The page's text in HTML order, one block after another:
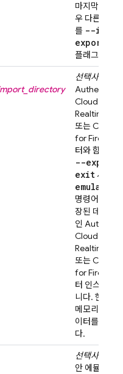
마지막으로
우 다른 디렉
를 --
export-
플래그에 전
선택사항.
Cloud
Realtime
또는Cloud
for Firebase
터와 함께 사
--
exit시작
명령어를 사
장된 데이터
인
Cloud
Realtime
또는Cloud
for Firebase
터 인스턴스
니다. 현재
메모리에 있
이터를 덮어
다.
선택사항.
안 에뮬레이